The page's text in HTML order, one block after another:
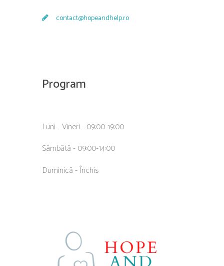
contact@hopeandhelp.ro
Program
Luni - Vineri - 09:00-19:00
Sâmbătă - 09:00-14:00
Duminică - Închis